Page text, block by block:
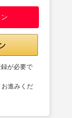
が必要で
進みくだ